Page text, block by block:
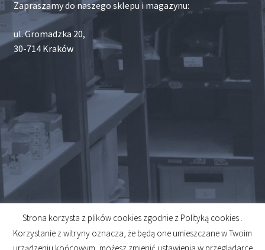
Zapraszamy do naszego sklepu i magazynu:
ul. Gromadzka 20,
30-714 Kraków
© 2026
Created byMidero
Strona korzysta z plików cookies zgodnie z Polityką cookies .
Korzystanie z witryny oznacza, że będą one umieszczane w Twoim